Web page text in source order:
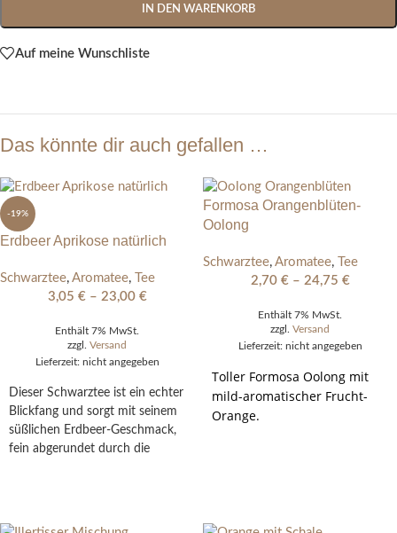
IN DEN WARENKORB
Auf meine Wunschliste
Das könnte dir auch gefallen …
-19%
Erdbeer Aprikose natürlich
Schwarztee, Aromatee, Tee
3,05 € – 23,00 €
Enthält 7% MwSt.
zzgl. Versand
Lieferzeit: nicht angegeben
Dieser Schwarztee ist ein echter
Blickfang und sorgt mit seinem
süßlichen Erdbeer-Geschmack,
fein abgerundet durch die
Formosa Orangenblüten-
Oolong
Schwarztee, Aromatee, Tee
2,70 € – 24,75 €
Enthält 7% MwSt.
zzgl. Versand
Lieferzeit: nicht angegeben
Toller Formosa Oolong mit
mild-aromatischer Frucht-
Orange.